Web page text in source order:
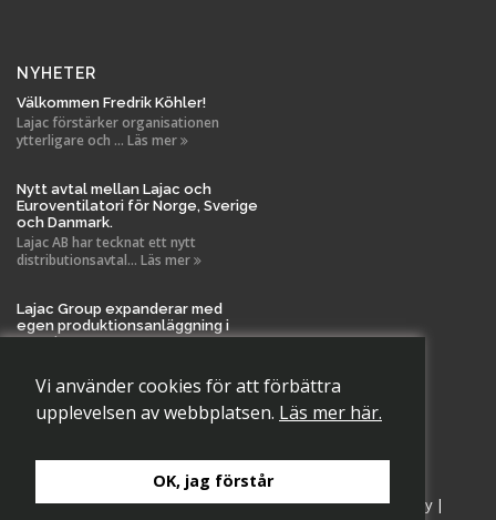
Vi använder cookies för att förbättra
upplevelsen av webbplatsen. Läs mer här.
OK, jag förstår
NYHETER
Välkommen Fredrik Köhler!
Lajac förstärker organisationen
ytterligare och ... Läs mer
Nytt avtal mellan Lajac och
Euroventilatori för Norge, Sverige
och Danmark.
Lajac AB har tecknat ett nytt
distributionsavtal... Läs mer
Lajac Group expanderar med
egen produktionsanläggning i
Tanela!
milstolpe i La... Läs mer
Copyright 2026 Lajac AB., All rights reserved.Cookiepolicy |